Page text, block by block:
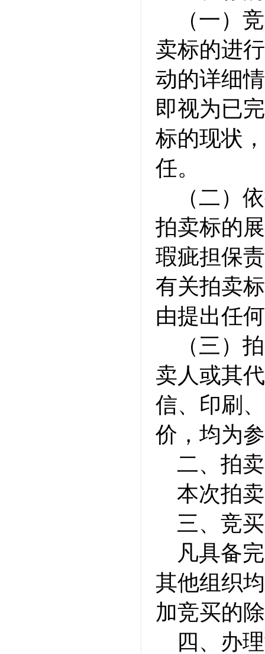
（一）
卖标的进
动的详细
即视为已
标的现状
任。
（二）
拍卖标的
瑕疵担保
有关拍卖
由提出任
（三）
卖人或其
信、印刷
价，均为
二、拍
本次拍
三、竞
凡具备
其他组织
加竞买的
四、办